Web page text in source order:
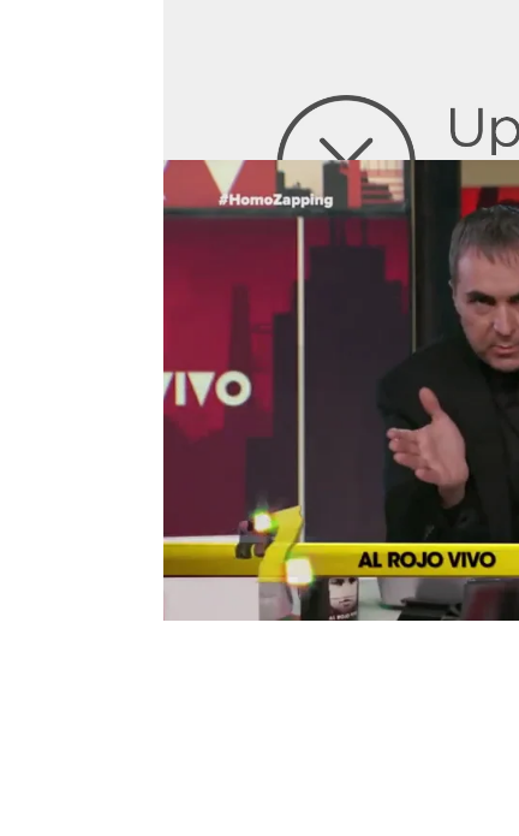
presentador
un momento de
Homo Zapping